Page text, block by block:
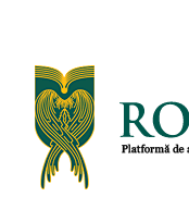
conținut